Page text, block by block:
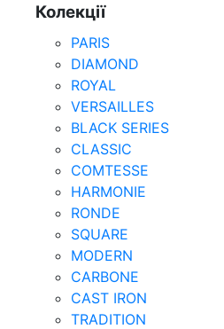
Колекції
PARIS
DIAMOND
ROYAL
VERSAILLES
BLACK SERIES
CLASSIC
COMTESSE
HARMONIE
RONDE
SQUARE
MODERN
CARBONE
CAST IRON
TRADITION